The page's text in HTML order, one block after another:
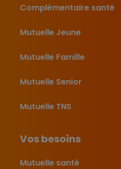
Complémentaire santé
Mutuelle Jeune
Mutuelle Famille
Mutuelle Senior
Mutuelle TNS
Vos besoins
Mutuelle santé